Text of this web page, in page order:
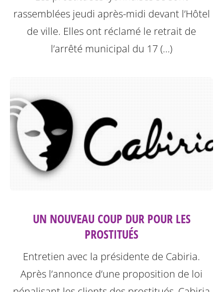
rassemblées jeudi après-midi devant l’Hôtel
de ville. Elles ont réclamé le retrait de
l’arrêté municipal du 17 (…)
UN NOUVEAU COUP DUR POUR LES
PROSTITUÉS
Entretien avec la présidente de Cabiria.
Après l’annonce d’une proposition de loi